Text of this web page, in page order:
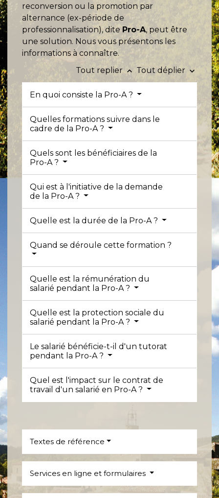
reconversion ou la promotion par
alternance (ex-période de
professionnalisation), dite Pro-A, peut être
une solution. Nous vous présentons les
informations à connaître.
Tout replier keyboard_arrow_up Tout déplier keyboard_arrow_down
En quoi consiste la Pro-A ?
Quelles formations suivre dans le
cadre de la Pro-A ?
Quels sont les bénéficiaires de la
Pro-A ?
Qui est à l'initiative de la demande
de la Pro-A ?
Quelle est la durée de la Pro-A ?
Quand se déroule cette formation ?
Quelle est la rémunération du
salarié pendant la Pro-A ?
Quelle est la protection sociale du
salarié pendant la Pro-A ?
Le salarié bénéficie-t-il d'un tutorat
pendant la Pro-A ?
Quel est l'impact sur le contrat de
travail d'un salarié en Pro-A ?
Textes de référence
Services en ligne et formulaires